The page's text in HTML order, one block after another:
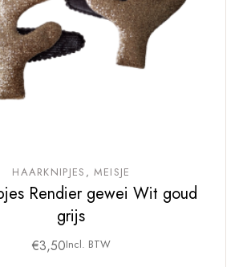
HAARKNIPJES MEISJE
Rendier gewei Wit goud
grijs
€3,50Incl. BTW